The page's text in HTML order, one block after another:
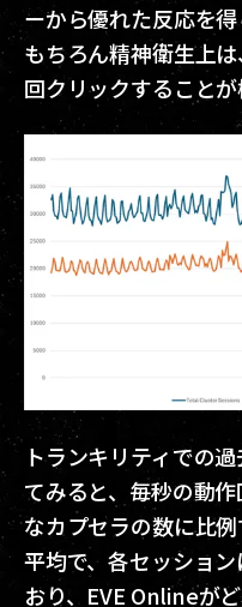
ーから優れた反応を得
もちろん精神衛生上
回クリックすることが
トランキリティでの
てみると、毎秒の動
なカプセラの数に比
平均で、各セッショ
おり、EVE Onlineが